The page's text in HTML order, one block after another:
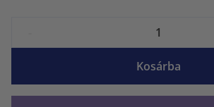
Kosárba